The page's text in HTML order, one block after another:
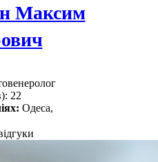
Максим
22
Одеса,